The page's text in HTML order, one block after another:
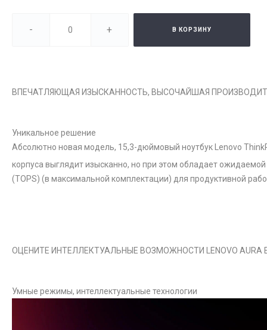
- + В КОРЗИНУ
ВПЕЧАТЛЯЮЩАЯ ИЗЫСКАННОСТЬ, ВЫСОЧАЙШАЯ
Уникальное решение
Абсолютно новая модель, 15,3-дюймовый ноутбук Lenovo
корпуса выглядит изысканно, но при этом обладает
(TOPS) (в максимальной комплектации) для продуктивной
ОЦЕНИТЕ ИНТЕЛЛЕКТУАЛЬНЫЕ ВОЗМОЖНОСТИ LENOVO AURA
Умные режимы, интеллектуальные технологии